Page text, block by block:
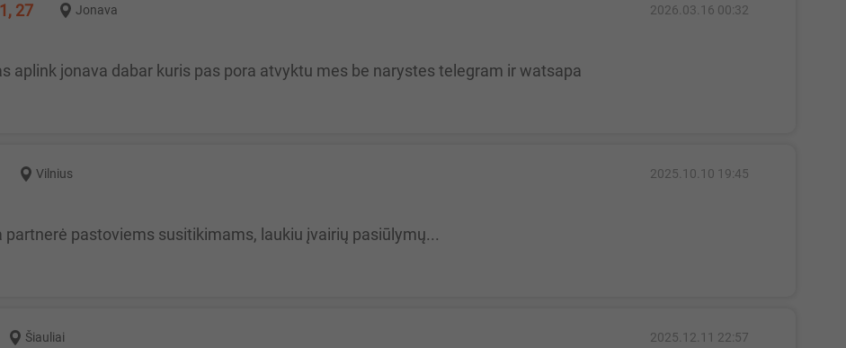
27 Jonava 2026.03.16 00:32
aplink jonava dabar kuris pas pora atvyktu mes be narystes telegram ir watsapa
Vilnius 2025.10.10 19:45
partnerė pastoviems susitikimams, laukiu įvairių pasiūlymų...
Šiauliai 2025.12.11 22:57